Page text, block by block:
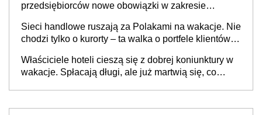
przedsiębiorców nowe obowiązki w zakresie
Sieci handlowe ruszają za Polakami na wakacje. Nie
chodzi tylko o kurorty – ta walka o portfele klientów
cichu
Właściciele hoteli cieszą się z dobrej koniunktury w
wakacje. Spłacają długi, ale już martwią się, co